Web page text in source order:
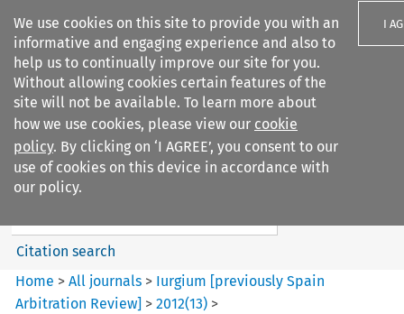
We use cookies on this site to provide you with an
informative and engaging experience and also to
help us to continually improve our site for you.
Without allowing cookies certain features of the
site will not be available. To learn more about
how we use cookies, please view our cookie
policy. By clicking on ‘I AGREE’, you consent to our
use of cookies on this device in accordance with
our policy.
I
Search filters
Iurgium %5Bpreviously Spain
Arbitration ...
Search content
Citation search
Home >All journals > Iurgium [previously Spain
Arbitration Review] >2012(13) >